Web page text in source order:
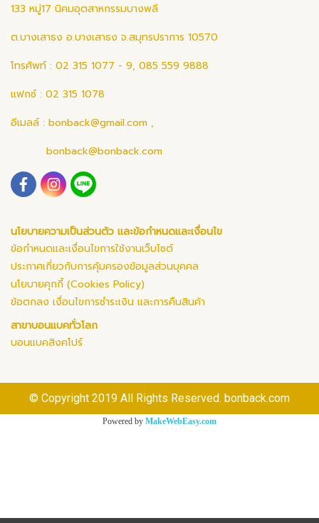
133 หมู่17 นิคมอุตสาหกรรมบางพลี
ต.บางเสาธง อ.บางเสาธง จ.สมุทรปราการ 10570
โทรศัพท์ : 02 315 1077 - 9, 085 559 9888
แฟกซ์ : 02 315 1078
อีเมลล์ : bonback@gmail.com ,
bonback@bonback.com
นโยบายความเป็นส่วนตัว และข้อกำหนดและเงื่อนไข
ข้อกำหนดและเงื่อนไขการใช้งานเว็บไซต์
ประกาศเกี่ยวกับการคุ้มครองข้อมูลส่วนบุคคล
นโยบายคุกกี้ (Cookies Policy)
ข้อตกลง เงื่อนไขการชำระเงิน และการคืนสินค้า
สาขาบอนแบคทั่วโลก
บอนแบคสิงคโปร์
© Copyright 2019 All Rights Reserved. bonback.com
Powered by MakeWebEasy.com